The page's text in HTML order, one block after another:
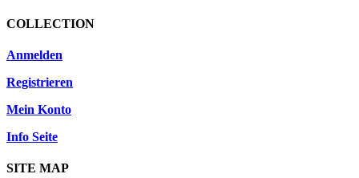
COLLECTION
Anmelden
Registrieren
Mein Konto
Info Seite
SITE MAP